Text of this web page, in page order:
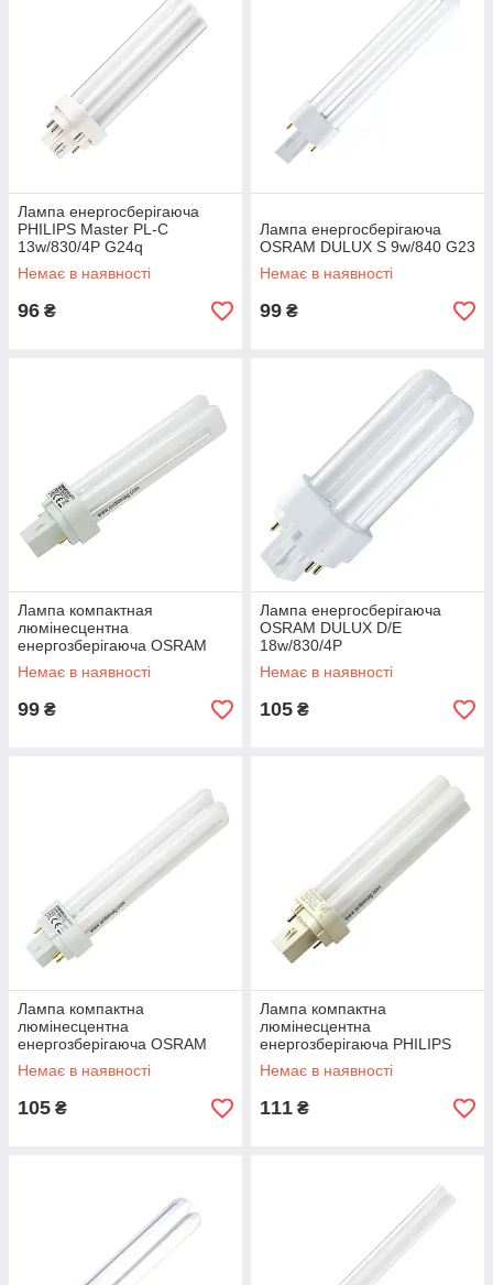
Лампа енергосберігаюча
PHILIPS Master PL-C
13w/830/4P G24q
Немає в наявності
96 ₴
Лампа енергосберігаюча
OSRAM DULUX S 9w/840 G23
Немає в наявності
99 ₴
Лампа компактная
люмінесцентна
енергозберігаюча OSRAM
DULUX 18w/840/2Р G24d-2
Немає в наявності
99 ₴
Лампа енергосберігаюча
OSRAM DULUX D/E
18w/830/4Р
Немає в наявності
105 ₴
Лампа компактна
люмінесцентна
енергозберігаюча OSRAM
DULUX D/E 26 W/840 G24q-3
Немає в наявності
105 ₴
Лампа компактна
люмінесцентна
енергозберігаюча PHILIPS
Master PL-C 18w/840/2P
G24d
Немає в наявності
111 ₴